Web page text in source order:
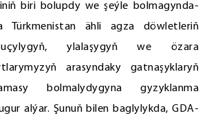
biri bolupdy we şeýle bolmagynda-
Türkmenistan ähli agza döwletleriň
ylalaşygyň we özara
arasyndaky gatnaşyklaryň
bolmalydygyna gyzyklanma
alýar. Şunuň bilen baglylykda, GDA-